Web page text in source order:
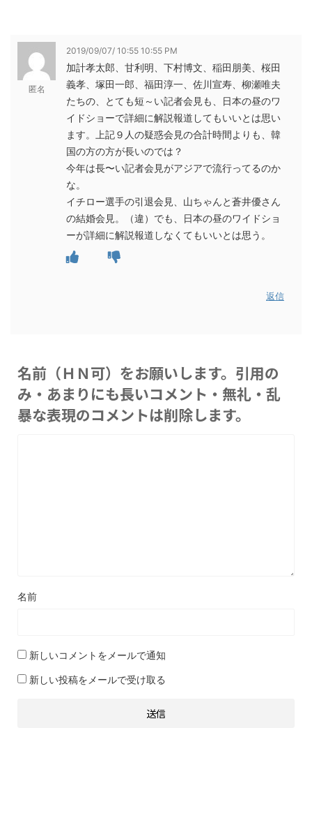
匿名
2019/09/07/ 10:55 10:55 PM
加計孝太郎、甘利明、下村博文、稲田朋美、桜田
義孝、塚田一郎、福田淳一、佐川宣寿、柳瀬唯夫
たちの、とても短～い記者会見も、日本の昼のワ
イドショーで詳細に解説報道してもいいとは思い
ます。上記９人の疑惑会見の合計時間よりも、韓
国の方の方が長いのでは？
今年は長〜い記者会見がアジアで流行ってるのか
な。
イチロー選手の引退会見、山ちゃんと蒼井優さん
の結婚会見。（違）でも、日本の昼のワイドショ
ーが詳細に解説報道しなくてもいいとは思う。
返信
名前（ＨＮ可）をお願いします。引用の
み・あまりにも長いコメント・無礼・乱
暴な表現のコメントは削除します。
名前
新しいコメントをメールで通知
新しい投稿をメールで受け取る